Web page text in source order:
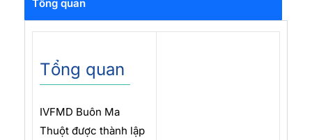
Tổng quan
Tổng quan
IVFMD Buôn Ma
Thuột được thành lập